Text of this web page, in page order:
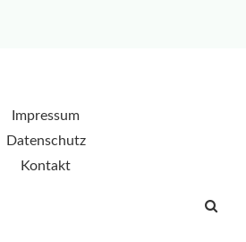
Impressum
Datenschutz
Kontakt